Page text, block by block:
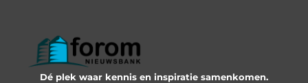
Dé plek waar kennis en inspiratie samenkomen.